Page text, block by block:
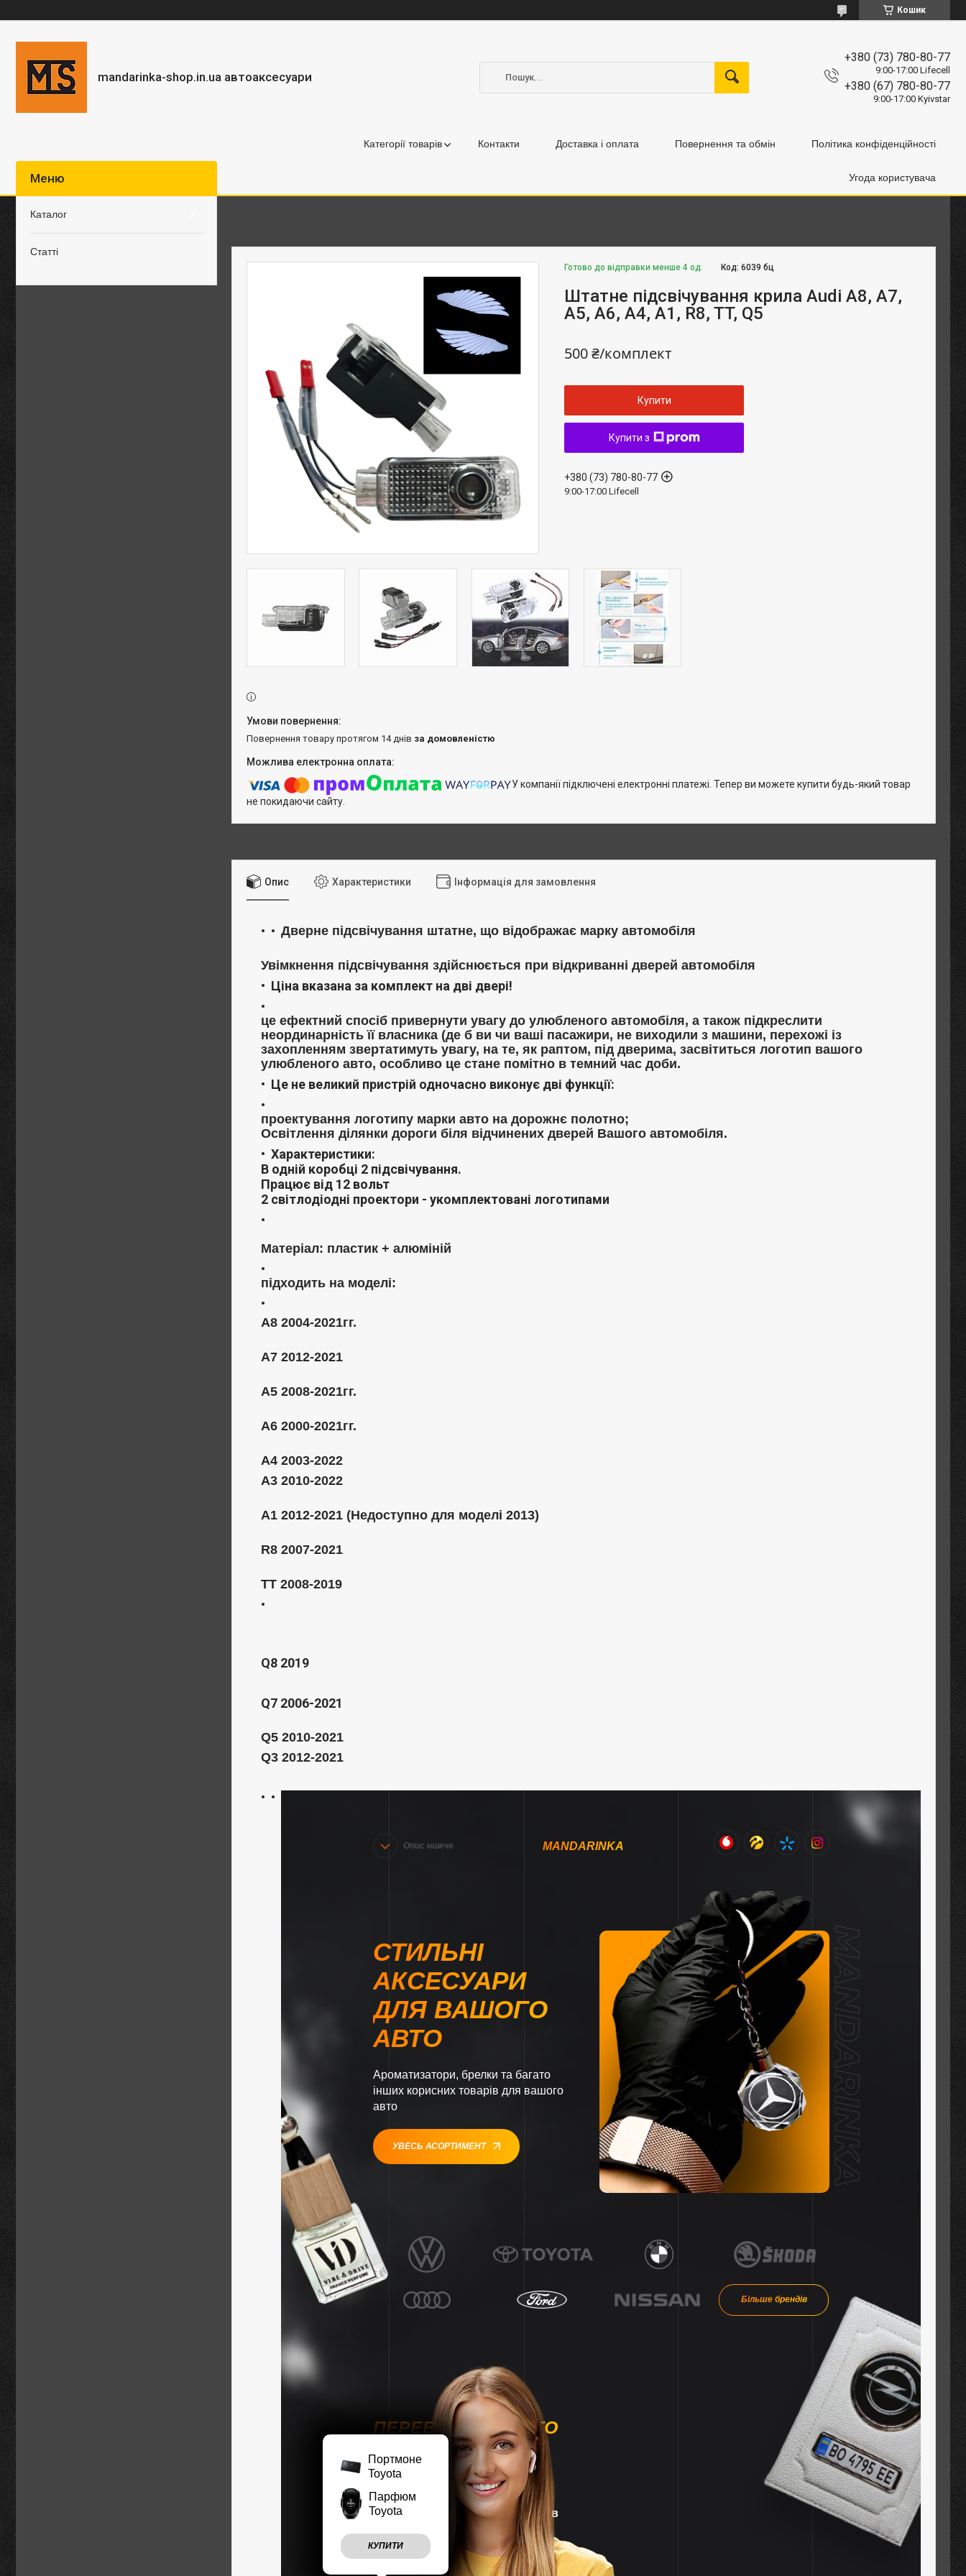
Кошик
mandarinka-shop.in.ua автоаксесуари
+380 (73) 780-80-77
9:00-17:00 Lifecell
+380 (67) 780-80-77
9:00-17:00 Kyivstar
Категорії товарів Контакти Доставка і оплата Повернення та обмін Політика конфіденційності
Угода користувача
Готово до відправки менше 4 од. Код:6039 бц
Штатне підсвічування крила Audi A8, A7,
A5, A6, A4, A1, R8, TT, Q5
500 ₴/комплект
Купити
Купити з
+380 (73) 780-80-77
9:00-17:00 Lifecell
повернення товару протягом 14 днів за домовленістю
У компанії підключені електронні платежі. Тепер ви можете купити будь-який товар
не покидаючи сайту.
Опис Характеристики Інформація для замовлення
Дверне підсвічування штатне, що відображає марку автомобіля
Увімкнення підсвічування здійснюється при відкриванні дверей автомобіля
Ціна вказана за комплект на дві двері!
це ефектний спосіб привернути увагу до улюбленого автомобіля, а також підкреслити
неординарність її власника (де б ви чи ваші пасажири, не виходили з машини, перехожі із
захопленням звертатимуть увагу, на те, як раптом, під дверима, засвітиться логотип вашого
улюбленого авто, особливо це стане помітно в темний час доби.
Це не великий пристрій одночасно виконує дві функції:
проектування логотипу марки авто на дорожнє полотно;
Освітлення ділянки дороги біля відчинених дверей Вашого автомобіля.
Характеристики:
В одній коробці 2 підсвічування.
Працює від 12 вольт
2 світлодіодні проектори - укомплектовані логотипами
Матеріал: пластик + алюміній
підходить на моделі:
А8 2004-2021гг.
A7 2012-2021
А5 2008-2021гг.
А6 2000-2021гг.
А4 2003-2022
А3 2010-2022
A1 2012-2021 (Недоступно для моделі 2013)
R8 2007-2021
TT 2008-2019
Q8 2019
Q7 2006-2021
Q5 2010-2021
Q3 2012-2021
Опис нижче MANDARINKA
СТИЛЬНІ
АКСЕСУАРИ
ДЛЯ ВАШОГО
АВТО
Ароматизатори, брелки та багато
інших корисних товарів для вашого
авто
УВЕСЬ АСОРТИМЕНТ
1
1
1
1
1
1
1
Більше брендів
Портмоне
Toyota
Парфюм
Toyota
КУПИТИ
ПЕРЕВАГИ НАШОГО
МАГАЗИНУ
Наш магазин працює7 днів
Каталог
Статті